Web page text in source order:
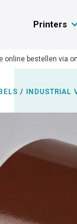
Printers
online bestellen via
/ INDUSTRIAL